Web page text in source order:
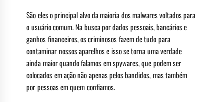
São eles o principal alvo da maioria dos malwares voltados para
o usuário comum. Na busca por dados pessoais, bancários e
ganhos financeiros, os criminosos fazem de tudo para
contaminar nossos aparelhos e isso se torna uma verdade
ainda maior quando falamos em spywares, que podem ser
colocados em ação não apenas pelos bandidos, mas também
por pessoas em quem confiamos.